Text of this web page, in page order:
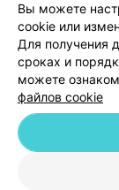
Вы можете
cookie или
Для получения
сроках и
можете
файлов cookie